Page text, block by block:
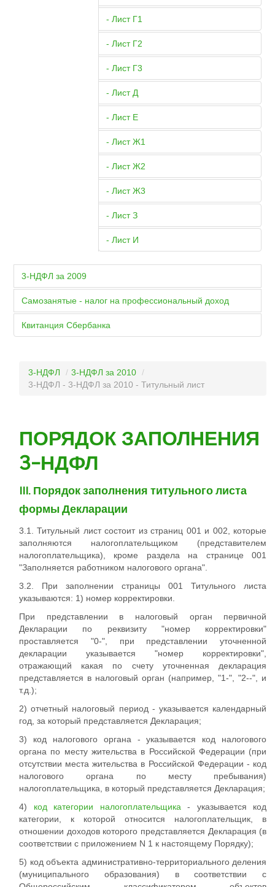
- Лист Г1
- Лист Г2
- Лист Г3
- Лист Д
- Лист Е
- Лист Ж1
- Лист Ж2
- Лист Ж3
- Лист З
- Лист И
3-НДФЛ за 2009
Самозанятые - налог на профессиональный доход
Квитанция Сбербанка
3-НДФЛ / 3-НДФЛ за 2010
/
3-НДФЛ - 3-НДФЛ за 2010 - Титульный лист
ПОРЯДОК ЗАПОЛНЕНИЯ
3-НДФЛ
III. Порядок заполнения титульного листа
формы Декларации
3.1. Титульный лист состоит из страниц 001 и 002, которые
заполняются налогоплательщиком (представителем
налогоплательщика), кроме раздела на странице 001
"Заполняется работником налогового органа".
3.2. При заполнении страницы 001 Титульного листа
указываются: 1) номер корректировки.
При представлении в налоговый орган первичной
Декларации по реквизиту "номер корректировки"
проставляется "0-", при представлении уточненной
декларации указывается "номер корректировки",
отражающий какая по счету уточненная декларация
представляется в налоговый орган (например, "1-", "2--", и
т.д.);
2) отчетный налоговый период - указывается календарный
год, за который представляется Декларация;
3) код налогового органа - указывается код налогового
органа по месту жительства в Российской Федерации (при
отсутствии места жительства в Российской Федерации - код
налогового органа по месту пребывания)
налогоплательщика, в который представляется Декларация;
4) код категории налогоплательщика - указывается код
категории, к которой относится налогоплательщик, в
отношении доходов которого представляется Декларация (в
соответствии с приложением N 1 к настоящему Порядку);
5) код объекта административно-территориального деления
(муниципального образования) в соответствии с